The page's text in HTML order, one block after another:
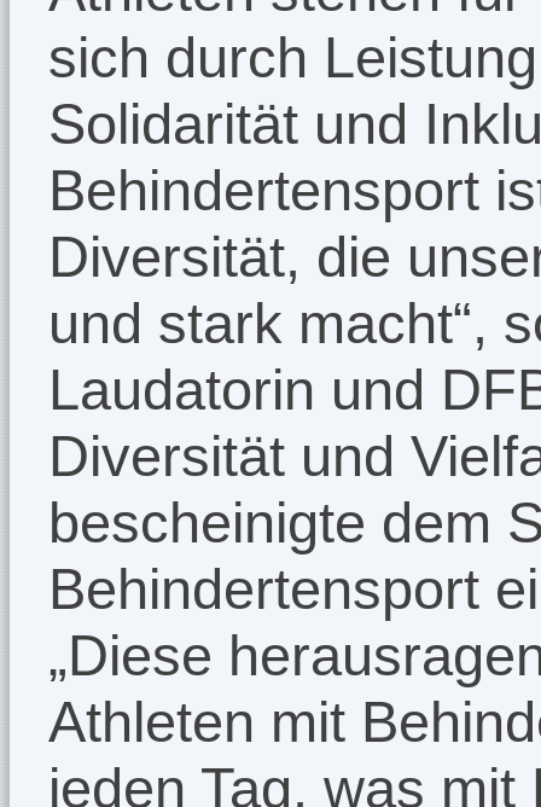
sich durch
Solidarität und
Behindertensport
Diversität, die
und stark macht“,
Laudatorin und
Diversität und
bescheinigte dem
Behindertensport
„Diese
Athleten mit
jeden Tag, was